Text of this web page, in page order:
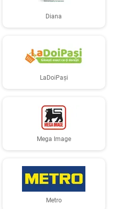
Diana
LaDoiPași
Mega Image
Metro